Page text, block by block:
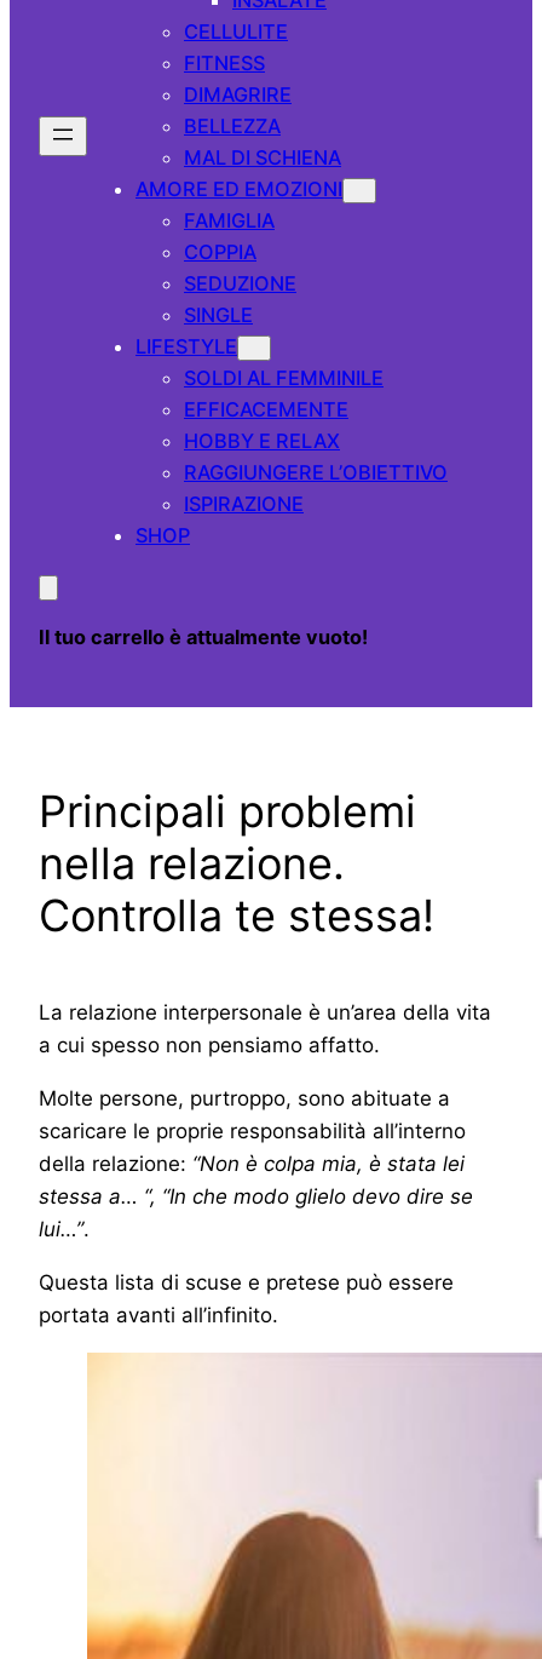
CELLULITE
FITNESS
DIMAGRIRE
BELLEZZA
MAL DI SCHIENA
AMORE ED EMOZIONI
FAMIGLIA
COPPIA
SEDUZIONE
SINGLE
LIFESTYLE
SOLDI AL FEMMINILE
EFFICACEMENTE
HOBBY E RELAX
RAGGIUNGERE L’OBIETTIVO
ISPIRAZIONE
SHOP
Il tuo carrello è attualmente vuoto!
Principali problemi
nella relazione.
Controlla te stessa!
La relazione interpersonale è un’area della vita
a cui spesso non pensiamo affatto.
Molte persone, purtroppo, sono abituate a
scaricare le proprie responsabilità all’interno
della relazione: “Non è colpa mia, è stata lei
stessa a… “, “In che modo glielo devo dire se
lui…”.
Questa lista di scuse e pretese può essere
portata avanti all’infinito.